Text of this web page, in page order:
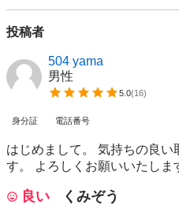
投稿者
504 yama
男性
5.0(16)
身分証 電話番号
はじめまして。 気持ちの良い
す。 よろしくお願いいたしま
良い くみぞう